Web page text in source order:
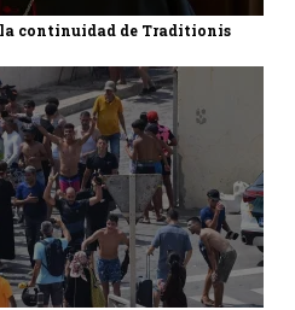
la continuidad de Traditionis